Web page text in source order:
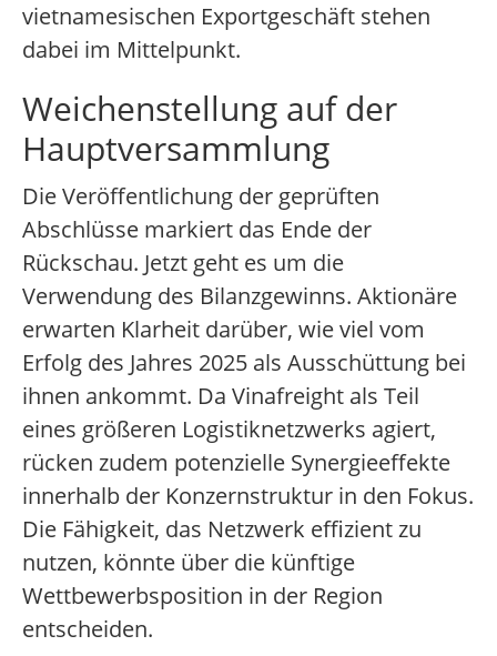
vietnamesischen Exportgeschäft stehen
dabei im Mittelpunkt.
Weichenstellung auf der
Hauptversammlung
Die Veröffentlichung der geprüften
Abschlüsse markiert das Ende der
Rückschau. Jetzt geht es um die
Verwendung des Bilanzgewinns. Aktionäre
erwarten Klarheit darüber, wie viel vom
Erfolg des Jahres 2025 als Ausschüttung bei
ihnen ankommt. Da Vinafreight als Teil
eines größeren Logistiknetzwerks agiert,
rücken zudem potenzielle Synergieeffekte
innerhalb der Konzernstruktur in den Fokus.
Die Fähigkeit, das Netzwerk effizient zu
nutzen, könnte über die künftige
Wettbewerbsposition in der Region
entscheiden.